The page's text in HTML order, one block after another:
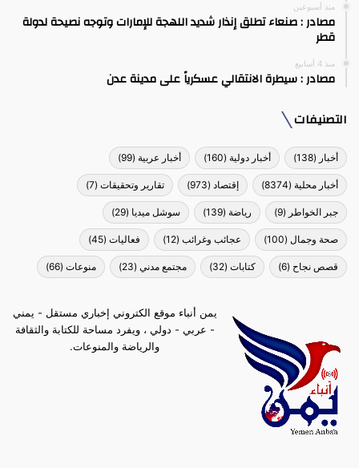
منذ أسبوعين
مصادر : صنعاء تطلق إنذار شديد اللهجة للإمارات وتوجه نصيحة لدولة
قطر
منذ 4 أسابيع
مصادر : سيطرة الانتقالي عسكرياً على مدينة عدن
التصنيفات
أخبار (138) أخبار دولية (160) أخبار عربية (99)
أخبار محلية (8374) إقتصاد (973) تقارير وتحقيقات (7)
جبر الخواطر (9) رياضة (139) سوشل ميديا (29)
صحة وجمال (100) عجائب وغرائب (12) فعاليات (45)
قصص نجاح (6) كتابات (32) مجتمع مدني (23) منوعات (66)
يمن أنباء موقع الكتروني إخباري مستقل - يمني
- عربي - دولي ، ويفرد مساحة للكتابة والثقافة
والرياضة والمنوعات.